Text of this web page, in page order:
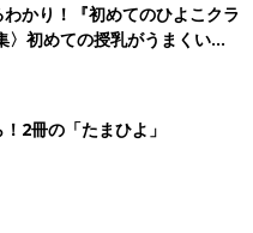
かり！『初めてのひよこクラ
〉初めての授乳がうまくい
基本と夏のトラブル 解決テ
2冊の「たまひよ」